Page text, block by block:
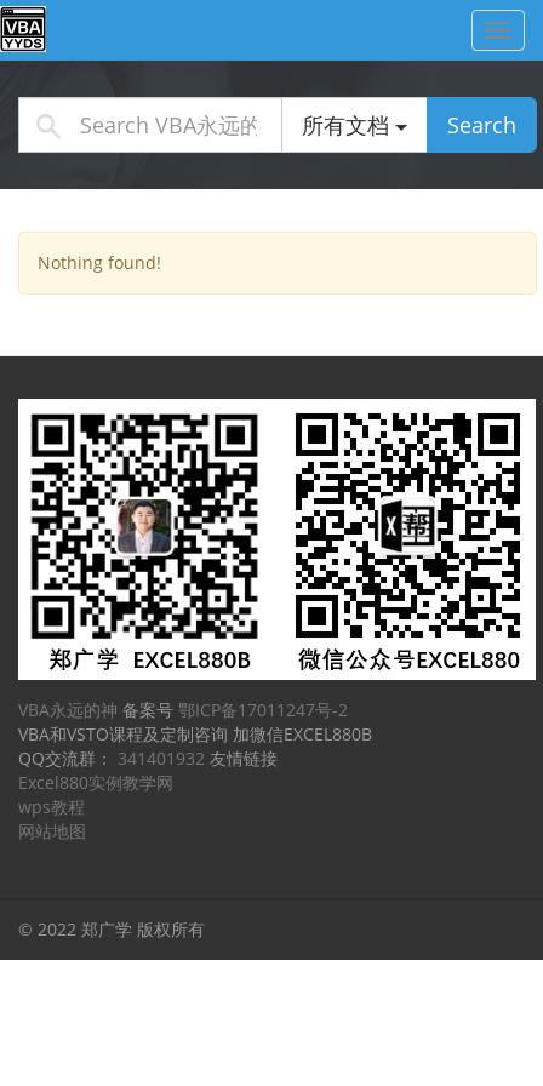
所有文档 Search
Nothing found!
VBA永远的神 备案号 鄂ICP备17011247号-2
VBA和VSTO课程及定制咨询 加微信EXCEL880B
QQ交流群： 341401932 友情链接
Excel880实例教学网
wps教程
网站地图
© 2022 郑广学 版权所有